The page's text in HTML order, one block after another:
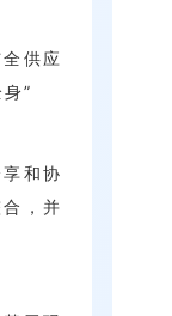
供应
”
和协
，并